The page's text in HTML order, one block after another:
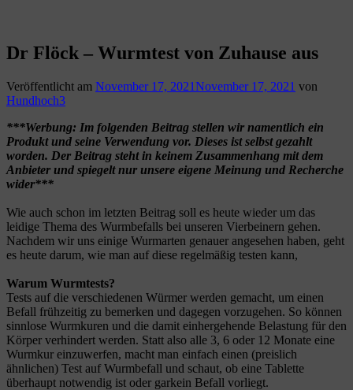
Dr Flöck – Wurmtest von Zuhause aus
Veröffentlicht am November 17, 2021November 17, 2021 von
Hundhoch3
***Werbung: Im folgenden Beitrag stellen wir namentlich ein
Produkt und seine Verwendung vor. Dieses ist selbst gezahlt
worden. Der Beitrag steht in keinem Zusammenhang mit dem
Anbieter und spiegelt nur unsere eigene Meinung und Recherche
wider***
Wie auch schon im letzten Beitrag soll es heute wieder um das
leidige Thema des Wurmbefalls bei unseren Vierbeinern gehen.
Nachdem wir uns einige Wurmarten genauer angesehen haben, geht
es heute darum, wie man auf diese regelmäßig testen kann,
Warum Wurmtests?
Tests auf die verschiedenen Würmer werden gemacht, um einen
Befall frühzeitig zu bemerken und dagegen vorzugehen. So können
sinnlose Wurmkuren und die damit einhergehende Belastung für den
Körper verhindert werden. Statt also alle 3, 6 oder 12 Monate eine
Wurmkur einzuwerfen, macht man einfach einen (preislich
ähnlichen) Test auf Wurmbefall und schaut, ob eine Tablette
überhaupt notwendig ist oder garkein Befall vorliegt.